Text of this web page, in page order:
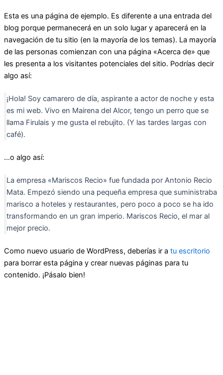
Esta es una página de ejemplo. Es diferente a una entrada del
blog porque permanecerá en un solo lugar y aparecerá en la
navegación de tu sitio (en la mayoría de los temas). La mayoría
de las personas comienzan con una página «Acerca de» que
les presenta a los visitantes potenciales del sitio. Podrías decir
algo así:
¡Hola! Soy camarero de día, aspirante a actor de noche y esta
es mi web. Vivo en Mairena del Alcor, tengo un perro que se
llama Firulais y me gusta el rebujito. (Y las tardes largas con
café).
…o algo así:
La empresa «Mariscos Recio» fue fundada por Antonio Recio
Mata. Empezó siendo una pequeña empresa que suministraba
marisco a hoteles y restaurantes, pero poco a poco se ha ido
transformando en un gran imperio. Mariscos Recio, el mar al
mejor precio.
Como nuevo usuario de WordPress, deberías ir a tu escritorio
para borrar esta página y crear nuevas páginas para tu
contenido. ¡Pásalo bien!